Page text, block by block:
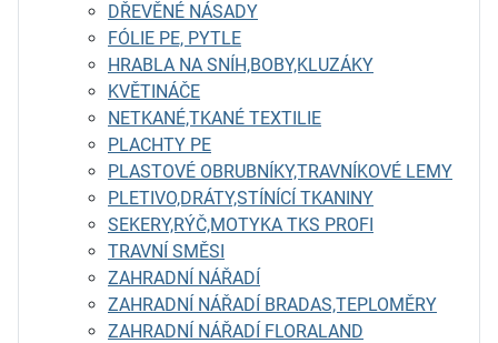
DŘEVĚNÉ NÁSADY
FÓLIE PE, PYTLE
HRABLA NA SNÍH,BOBY,KLUZÁKY
KVĚTINÁČE
NETKANÉ,TKANÉ TEXTILIE
PLACHTY PE
PLASTOVÉ OBRUBNÍKY,TRAVNÍKOVÉ LEMY
PLETIVO,DRÁTY,STÍNÍCÍ TKANINY
SEKERY,RÝČ,MOTYKA TKS PROFI
TRAVNÍ SMĚSI
ZAHRADNÍ NÁŘADÍ
ZAHRADNÍ NÁŘADÍ BRADAS,TEPLOMĚRY
ZAHRADNÍ NÁŘADÍ FLORALAND